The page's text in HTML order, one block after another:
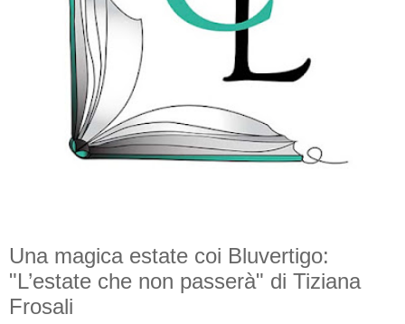
Una magica estate coi Bluvertigo:
"L’estate che non passerà" di Tiziana
Frosali